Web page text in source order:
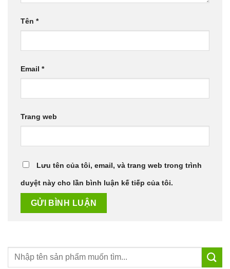
Tên *
Email *
Trang web
Lưu tên của tôi, email, và trang web trong trình
duyệt này cho lần bình luận kế tiếp của tôi.